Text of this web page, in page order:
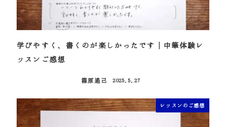
学びやすく、書くのが楽しかったです｜中筆体験レ
ッスンご感想
篠原遙己
2025.5.27
レッスンのご感想